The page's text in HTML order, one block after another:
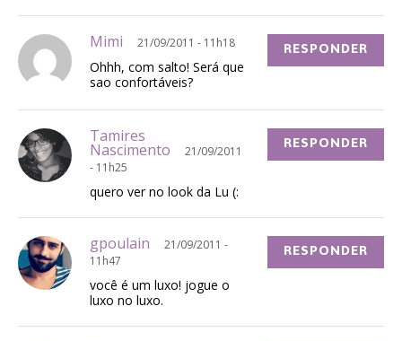
Mimi 21/09/2011 - 11h18
Ohhh, com salto! Será que
sao confortáveis?
RESPONDER
Tamires
Nascimento
21/09/2011
- 11h25
quero ver no look da Lu (:
RESPONDER
gpoulain
21/09/2011 -
11h47
você é um luxo! jogue o
luxo no luxo.
RESPONDER